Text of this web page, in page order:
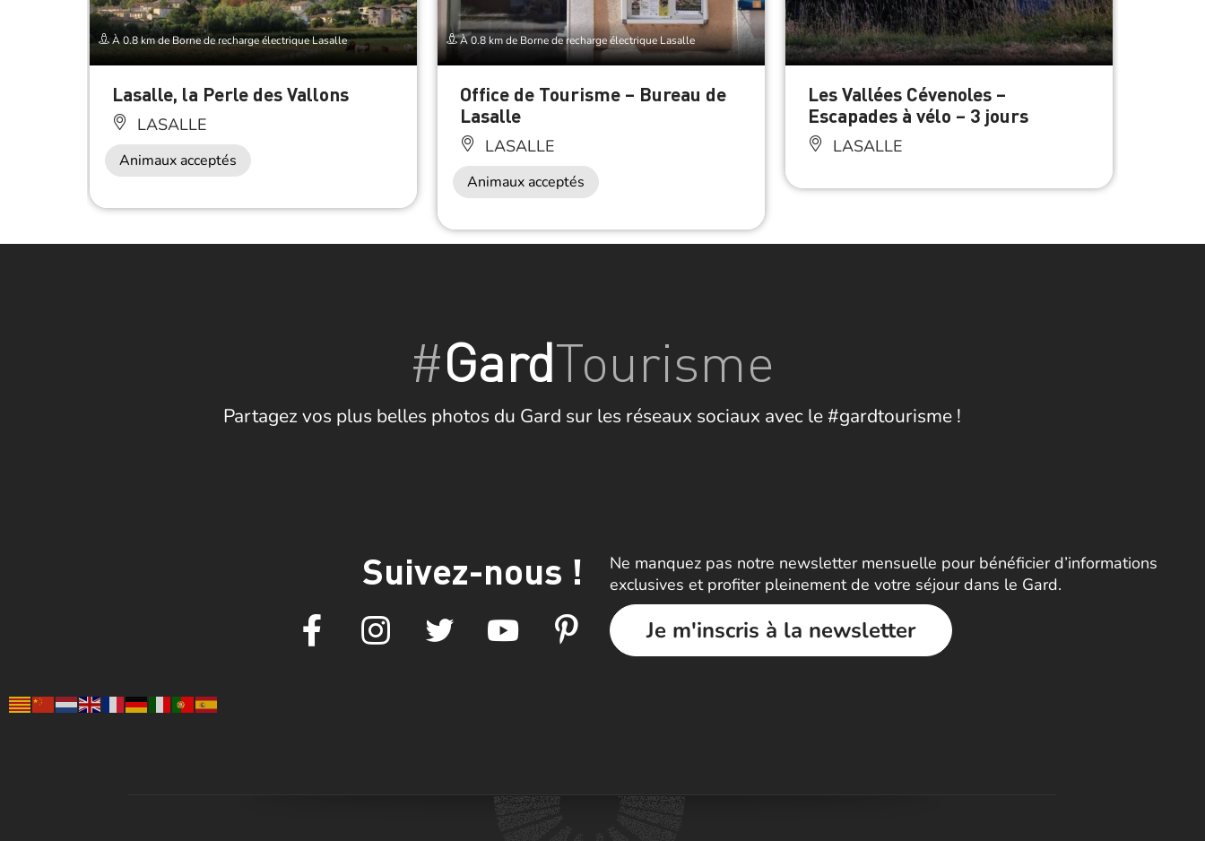
À 0.8 km de Borne de recharge électrique Lasalle
Lasalle, la Perle des Vallons
LASALLE
Animaux acceptés
À 0.8 km de Borne de recharge électrique Lasalle
Office de Tourisme – Bureau de
Lasalle
LASALLE
Animaux acceptés
Les Vallées Cévenoles –
Escapades à vélo – 3 jours
LASALLE
#GardTourisme
Partagez vos plus belles photos du Gard sur les réseaux sociaux avec le #gardtourisme !
Suivez-nous !
Ne manquez pas notre newsletter mensuelle pour bénéficier d’informations
exclusives et profiter pleinement de votre séjour dans le Gard.
Je m'inscris à la newsletter